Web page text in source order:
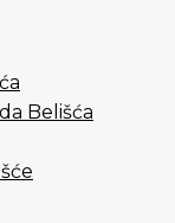
Belišća